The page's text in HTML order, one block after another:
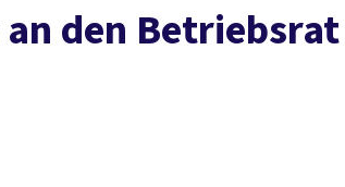
den Be­triebs­rat